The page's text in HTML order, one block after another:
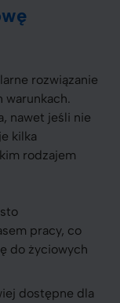
rozwiązanie
warunkach.
nawet jeśli nie
kilka
rodzajem
pracy, co
do życiowych
dostępne dla